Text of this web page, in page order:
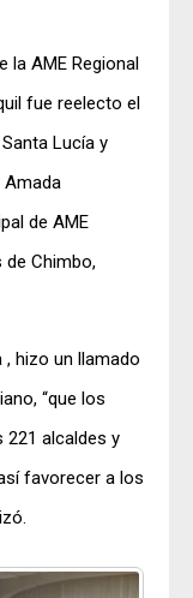
la AME Regional
fue reelecto el
Lucía y
Amada
de AME
de Chimbo,
, hizo un llamado
“que los
221 alcaldes y
favorecer a los